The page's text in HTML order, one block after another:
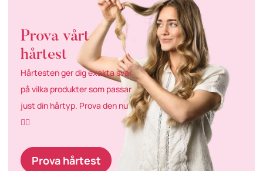
Prova vårt
hårtest
Hårtesten ger dig exakta svar
på vilka produkter som passar
just din hårtyp. Prova den nu
👇🏼
Prova hårtest